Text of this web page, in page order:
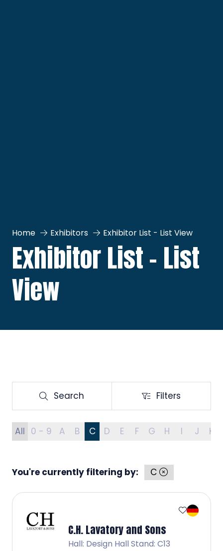
Home Exhibitors Exhibitor List - List View
Exhibitor List - List
View
Search
Search Filters
Filters
All 0 - 9 A B C D E F G H I J K
You're currently filtering by: C
C.H. Lavatory and Sons
Hall: Design Hall Stand: C13